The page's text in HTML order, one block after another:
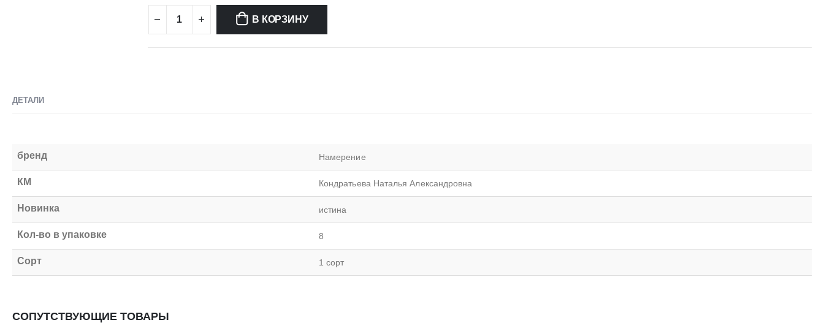
В КОРЗИНУ
ДЕТАЛИ
бренд Намерение
КМ Кондратьева Наталья Александровна
Новинка истина
Кол-во в упаковке 8
Сорт 1 сорт
СОПУТСТВУЮЩИЕ ТОВАРЫ